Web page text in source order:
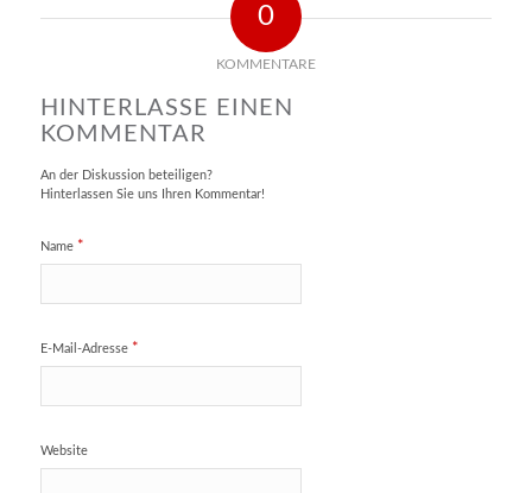
0
KOMMENTARE
HINTERLASSE EINEN
KOMMENTAR
An der Diskussion beteiligen?
Hinterlassen Sie uns Ihren Kommentar!
Name *
E-Mail-Adresse *
Website